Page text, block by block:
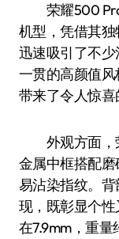
荣耀500 Pro MOLLY作为荣耀近期推出的中端
机型，凭借其独
迅速吸引了不
一贯的高颜值
带来了令人惊喜
外观方面，
金属中框搭配
易沾染指纹。背
现，既彰显个
在7.9mm，重量